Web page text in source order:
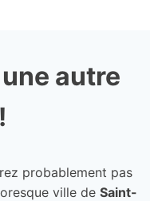
autre
!
probablement pas
ville de Saint-